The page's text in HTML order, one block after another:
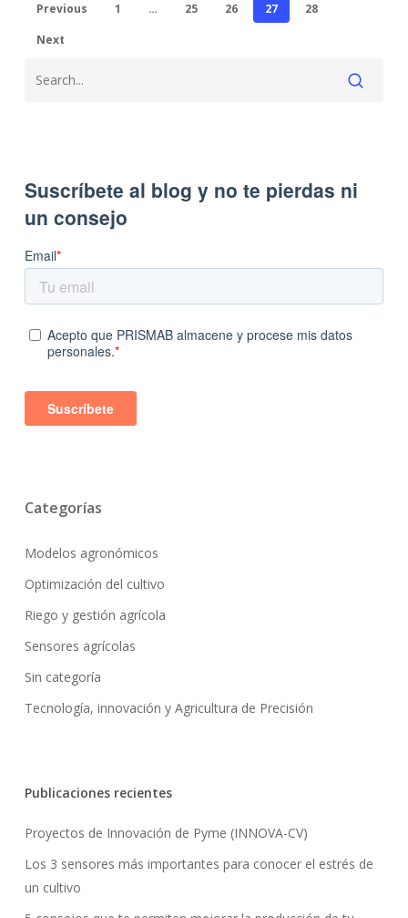
de
agricultura
precisión.
Previous 1 … 25 26 27
28
Next
Categorías
Modelos agronómicos
Optimización del cultivo
Riego y gestión agrícola
Sensores agrícolas
Sin categoría
Tecnología, innovación y Agricultura de Precisión
Publicaciones recientes
Proyectos de Innovación de Pyme (INNOVA-CV)
Los 3 sensores más importantes para conocer el estrés de
un cultivo